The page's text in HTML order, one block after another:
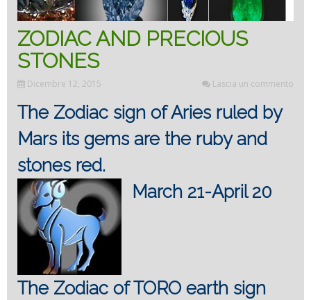
ZODIAC AND PRECIOUS
STONES
Dicembre 12, 2015 Lascia un commento
The Zodiac sign of Aries ruled by
Mars its gems are the ruby and
stones red.
March 21-April 20
The Zodiac of TORO earth sign